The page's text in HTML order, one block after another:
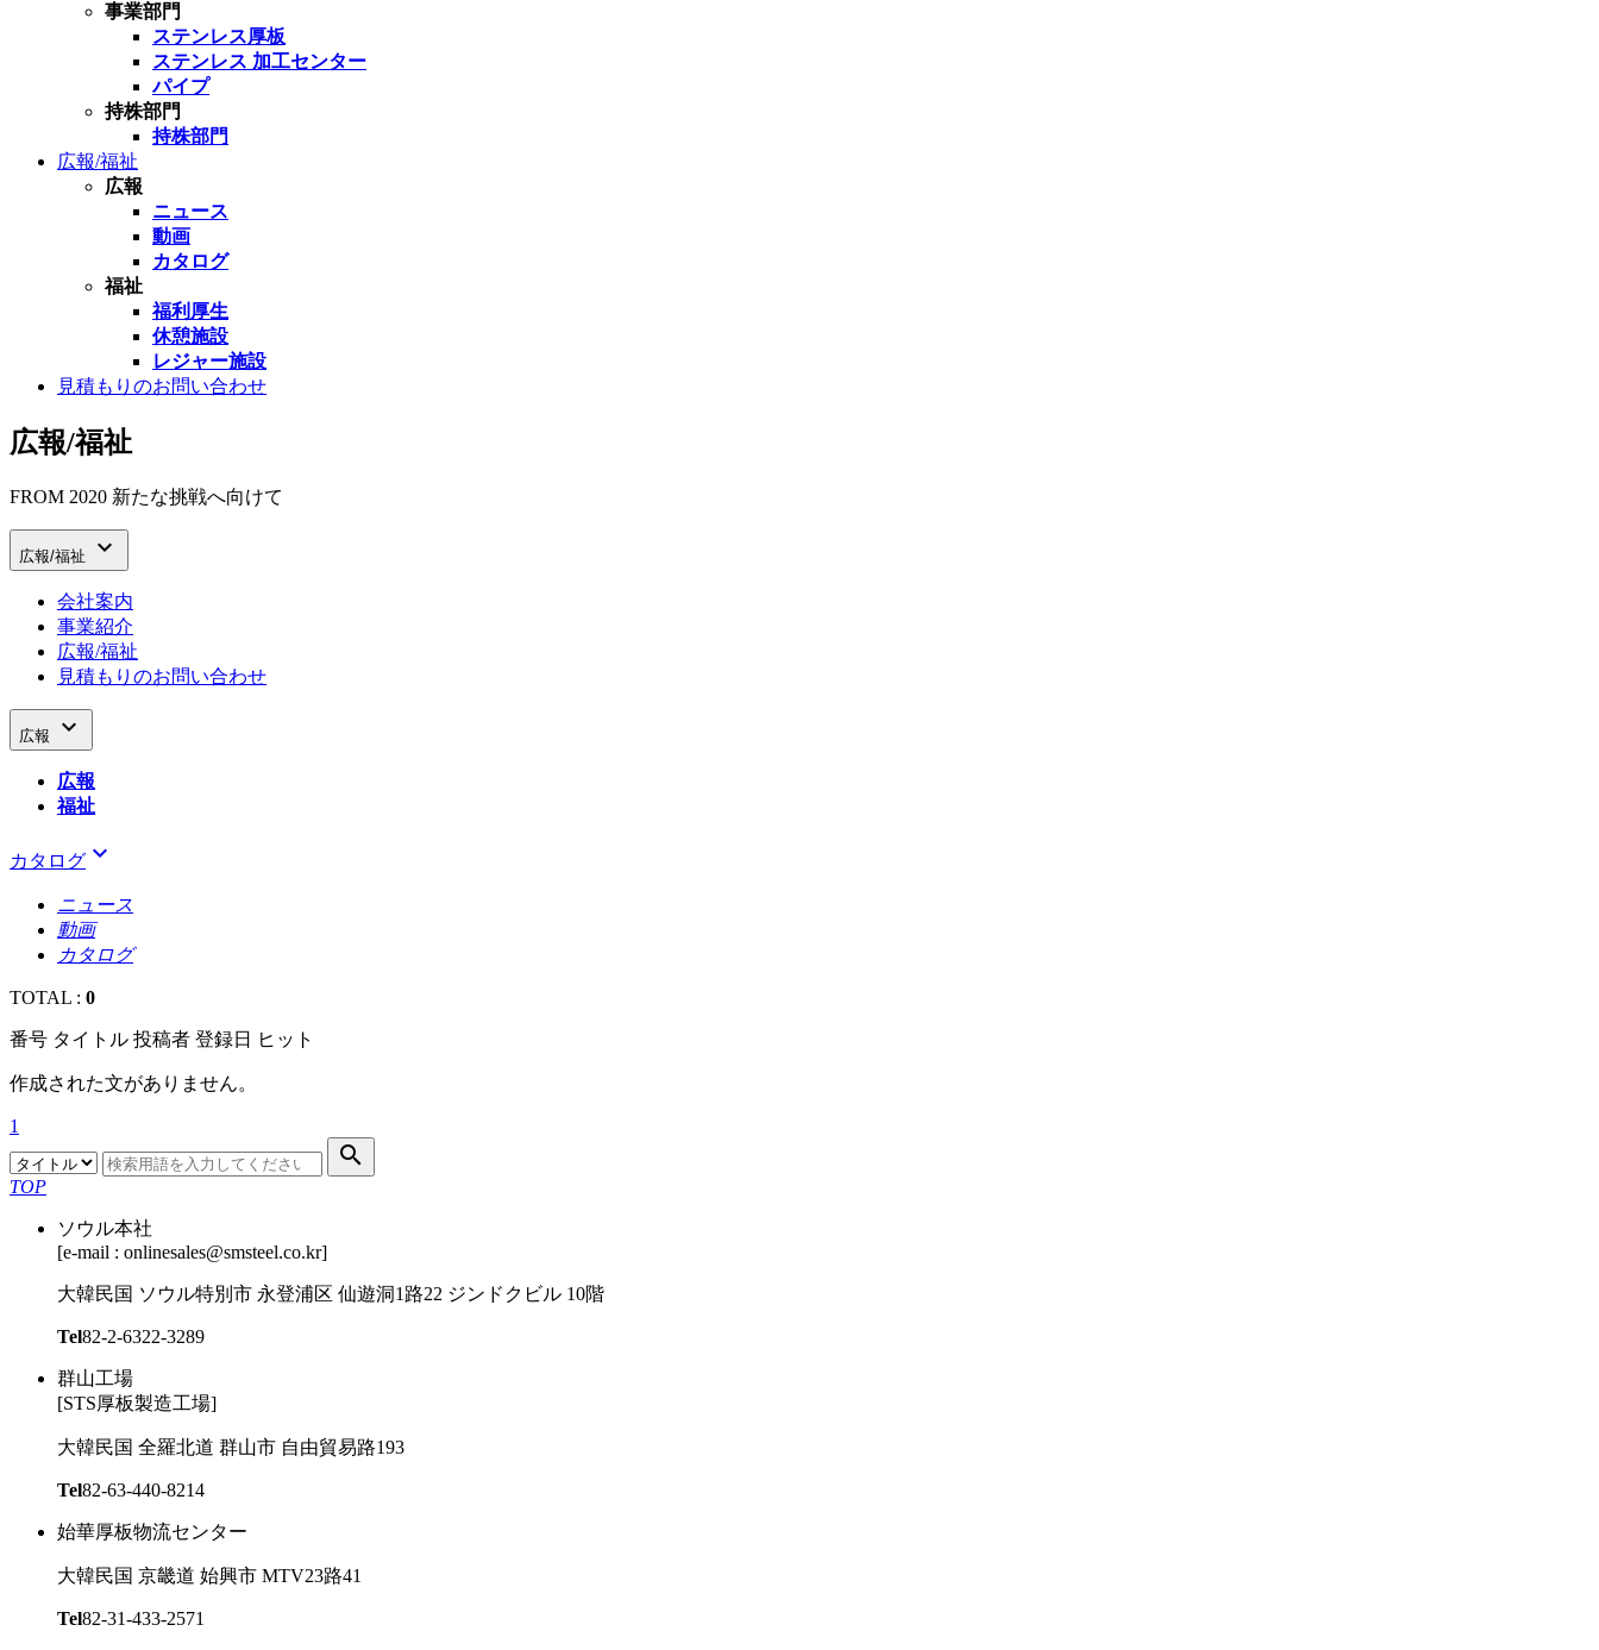
事業部門
ステンレス厚板
ステンレス 加工センター
パイプ
持株部門
持株部門
広報/福祉
広報
ニュース
動画
カタログ
福祉
福利厚生
休憩施設
レジャー施設
見積もりのお問い合わせ
広報/福祉
FROM 2020 新たな挑戦へ向けて
広報/福祉 
会社案内
事業紹介
広報/福祉
見積もりのお問い合わせ
広報 
広報
福祉
カタログ keyboard_arrow_down
ニュース
動画
カタログ
TOTAL : 0
番号 タイトル 投稿者 登録日 ヒット
作成された文がありません。
1

TOP
ソウル本社
[e-mail : onlinesales@smsteel.co.kr]
大韓民国 ソウル特別市 永登浦区 仙遊洞1路22 ジンドクビル 10階
Tel82-2-6322-3289
群山工場
[STS厚板製造工場]
大韓民国 全羅北道 群山市 自由貿易路193
Tel82-63-440-8214
始華厚板物流センター
大韓民国 京畿道 始興市 MTV23路41
Tel82-31-433-2571